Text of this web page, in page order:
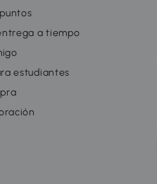
a tiempo
estudiantes